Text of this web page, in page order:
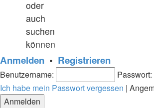
oder
auch
suchen
können
Anmelden • Registrieren
Benutzername:
Passwort:
Ich habe mein Passwort vergessen |